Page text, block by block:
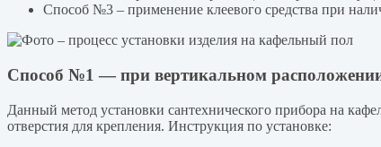
Способ №3 – применение клеевого средства при
Способ №1 — при вертикальном
Данный метод установки сантехнического прибора на
отверстия для крепления. Инструкция по установке: